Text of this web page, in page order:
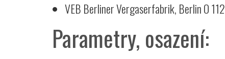
VEB Berliner Vergaserfabrik, Berlin O 112
Parametry, osazení: